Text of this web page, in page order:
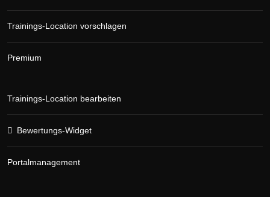
Trainings-Location vorschlagen
Premium
Trainings-Location bearbeiten
Bewertungs-Widget
Portalmanagement